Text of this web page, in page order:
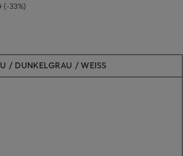
(-33%)
/ DUNKELGRAU / WEISS